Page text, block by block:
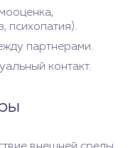
психопатия).
партнерами.
контакт.